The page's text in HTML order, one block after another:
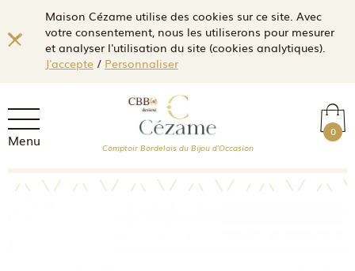
Maison Cézame utilise des cookies sur ce site. Avec
votre consentement, nous les utiliserons pour mesurer
et analyser l'utilisation du site (cookies analytiques).
J'accepte/ Personnaliser
Menu 0
Comptoir Bordelais du Bijou d'Occasion